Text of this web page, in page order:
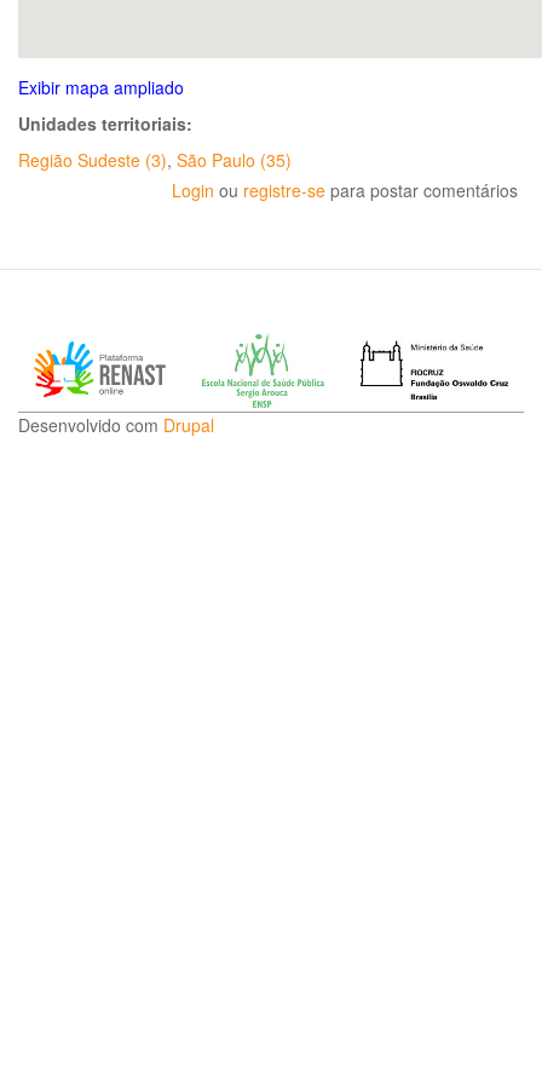
Exibir mapa ampliado
Unidades territoriais:
Região Sudeste (3), São Paulo (35)
Login ou registre-se para postar comentários
Desenvolvido com Drupal